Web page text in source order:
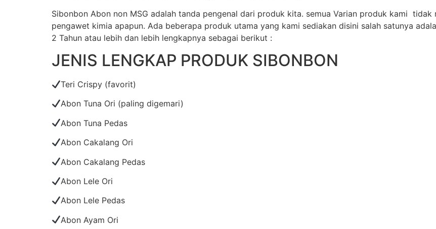
Sibonbon Abon non MSG adalah tanda pengenal dari produk kita. semua Varian produk kami tidak
pengawet kimia apapun. Ada beberapa produk utama yang kami sediakan disini salah satunya
2 Tahun atau lebih dan lebih lengkapnya sebagai berikut :
JENIS LENGKAP PRODUK SIBONBON
Teri Crispy (favorit)
Abon Tuna Ori (paling digemari)
Abon Tuna Pedas
Abon Cakalang Ori
Abon Cakalang Pedas
Abon Lele Ori
Abon Lele Pedas
Abon Ayam Ori